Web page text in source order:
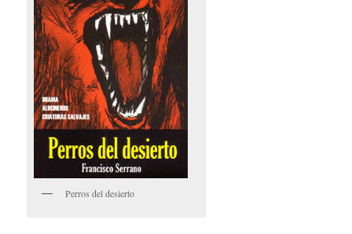
Perros del desierto